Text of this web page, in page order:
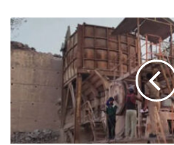
कांग्रेस के वास्तविक चरित्र को उजागर
का हाथ किन लोगों के साथ है।उप
समझ रही है। लोकतंत्र में जनता ही
व्यवहार का उचित जवाब देगी।